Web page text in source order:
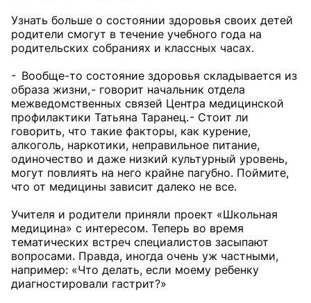
Узнать больше о состоянии здоровья своих детей
родители смогут в течение учебного года на
родительских собраниях и классных часах.
- Вообще-то состояние здоровья складывается из
образа жизни, - говорит начальник отдела
межведомственных связей Центра медицинской
профилактики Татьяна Таранец. - Стоит ли
говорить, что такие факторы, как курение,
алкоголь, наркотики, неправильное питание,
одиночество и даже низкий культурный уровень,
могут повлиять на него крайне пагубно. Поймите,
что от медицины зависит далеко не все.
Учителя и родители приняли проект «Школьная
медицина» с интересом. Теперь во время
тематических встреч специалистов засыпают
вопросами. Правда, иногда очень уж частными,
например: «Что делать, если моему ребенку
диагностировали гастрит?»